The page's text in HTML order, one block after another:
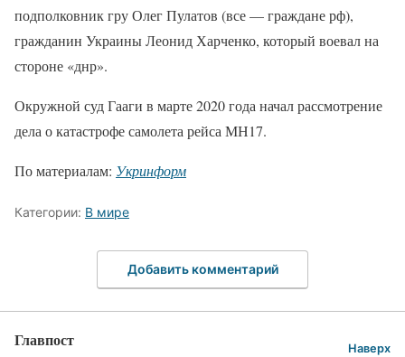
подполковник гру Олег Пулатов (все — граждане рф),
гражданин Украины Леонид Харченко, который воевал на
стороне «днр».
Окружной суд Гааги в марте 2020 года начал рассмотрение
дела о катастрофе самолета рейса МН17.
По материалам: Укринформ
Категории: В мире
Добавить комментарий
Главпост Наверх